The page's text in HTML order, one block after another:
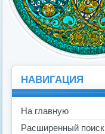
НАВИГАЦИЯ
На главную
Расширенный поиск